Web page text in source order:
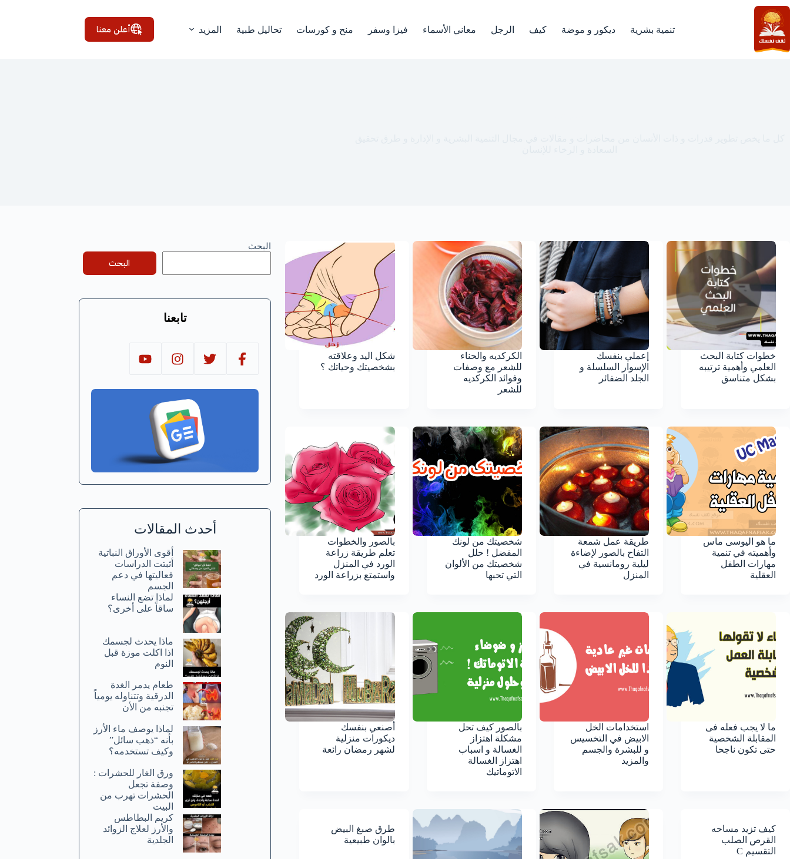
التجاوز
إلى
المحتوى
تنمية بشرية ديكور و موضة كيف الرجل معاني الأسماء فيزا وسفر منح و كورسات تحاليل طبية المزيد أعلن معنا
خطوات كتابة البحث
العلمي وأهمية ترتيبه
بشكل متناسق
إعملي بنفسك
الإسوار السلسلة و
الجلد الضفائر
الكركديه والحناء
للشعر مع وصفات
وفوائد الكركديه
للشعر
شكل اليد وعلاقته
بشخصيتك وحياتك ؟
ما هو اليوسى ماس
وأهميته في تنمية
مهارات الطفل
العقلية
طريقة عمل شمعة
التفاح بالصور لإضاءة
ليلية رومانسية في
المنزل
شخصيتك من لونك
المفضل ! حلل
شخصيتك من الألوان
التي تحبها
بالصور والخطوات
تعلم طريقة زراعة
الورد في المنزل
واستمتع بزراعة الورد
ما لا يجب فعله فى
المقابلة الشخصية
حتى تكون ناجحا
استخدامات الخل
الابيض في التخسيس
و للبشرة والجسم
والمزيد
بالصور كيف تحل
مشكلة اهتزاز
الغسالة و اسباب
اهتزاز الغسالة
الاتوماتيك
أصنعي بنفسك
ديكورات منزلية
لشهر رمضان رائعة
كيف تزيد مساحه
القرص الصلب
التقسيم C
طرق صبغ البيض
بالوان طبيعية
البحث
البحث
تابعنا
أحدث المقالات
أقوى الأوراق النباتية
أثبتت الدراسات
فعاليتها في دعم
الجسم
لماذا تضع النساء
ساقاً على أخرى؟
ماذا يحدث لجسمك
اذا اكلت موزة قبل
النوم
طعام يدمر الغدة
الدرقية وتتناوله يومياً
تجنبه من الأن
لماذا يوصف ماء الأرز
بأنه “ذهب سائل”
وكيف تستخدمه؟
ورق الغار للحشرات :
وصفة تجعل
الحشرات تهرب من
البيت
كريم البطاطس
والأرز لعلاج الزوائد
الجلدية